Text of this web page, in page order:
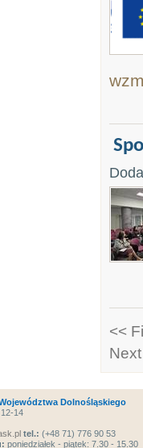
<<
Dolnośląskiego
14
tel.: (+48 71) 776 90 53
poniedziałek - piątek: 7.30 - 15.30